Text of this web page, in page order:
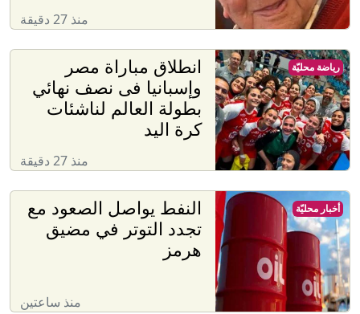
منذ 27 دقيقة
انطلاق مباراة مصر
وإسبانيا فى نصف نهائي
بطولة العالم لناشئات
كرة اليد
منذ 27 دقيقة
رياضة محليّة
النفط يواصل الصعود مع
تجدد التوتر في مضيق
هرمز
منذ ساعتين
أخبار محليّة